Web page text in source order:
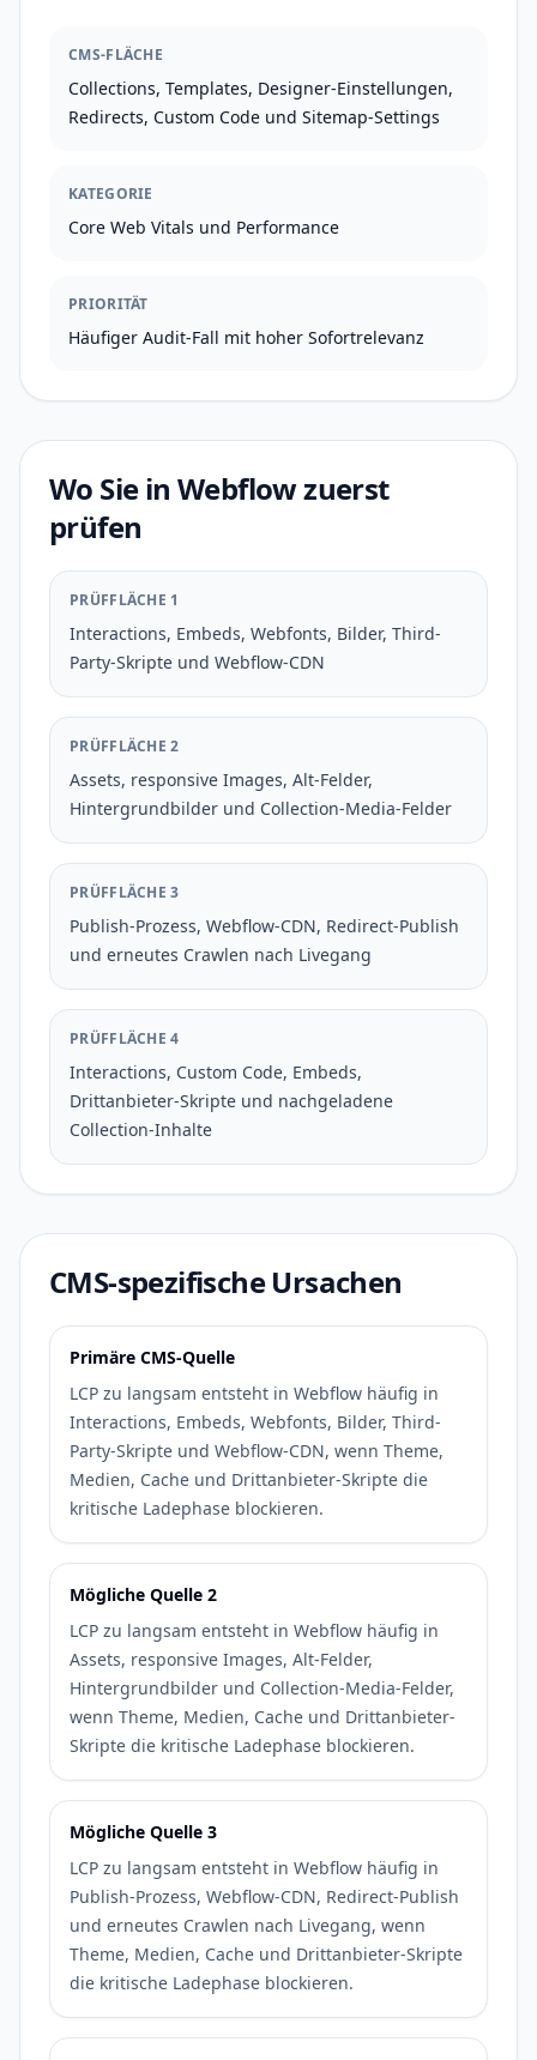
CMS-FLÄCHE
Collections, Templates, Designer-Einstellungen,
Redirects, Custom Code und Sitemap-Settings
KATEGORIE
Core Web Vitals und Performance
PRIORITÄT
Häufiger Audit-Fall mit hoher Sofortrelevanz
Wo Sie in Webflow zuerst
prüfen
PRÜFFLÄCHE 1
Interactions, Embeds, Webfonts, Bilder, Third-
Party-Skripte und Webflow-CDN
PRÜFFLÄCHE 2
Assets, responsive Images, Alt-Felder,
Hintergrundbilder und Collection-Media-Felder
PRÜFFLÄCHE 3
Publish-Prozess, Webflow-CDN, Redirect-Publish
und erneutes Crawlen nach Livegang
PRÜFFLÄCHE 4
Interactions, Custom Code, Embeds,
Drittanbieter-Skripte und nachgeladene
Collection-Inhalte
CMS-spezifische Ursachen
Primäre CMS-Quelle
LCP zu langsam entsteht in Webflow häufig in
Interactions, Embeds, Webfonts, Bilder, Third-
Party-Skripte und Webflow-CDN, wenn Theme,
Medien, Cache und Drittanbieter-Skripte die
kritische Ladephase blockieren.
Mögliche Quelle 2
LCP zu langsam entsteht in Webflow häufig in
Assets, responsive Images, Alt-Felder,
Hintergrundbilder und Collection-Media-Felder,
wenn Theme, Medien, Cache und Drittanbieter-
Skripte die kritische Ladephase blockieren.
Mögliche Quelle 3
LCP zu langsam entsteht in Webflow häufig in
Publish-Prozess, Webflow-CDN, Redirect-Publish
und erneutes Crawlen nach Livegang, wenn
Theme, Medien, Cache und Drittanbieter-Skripte
die kritische Ladephase blockieren.